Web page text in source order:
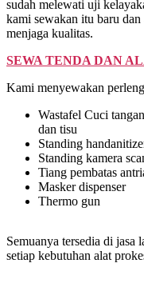
sudah melewati uji
kami sewakan itu baru
menjaga kualitas.
SEWA TENDA DAN
Kami menyewakan
Wastafel Cuci
dan tisu
Standing
Standing kamera
Tiang pembatas
Masker dispenser
Thermo gun
Semuanya tersedia di
setiap kebutuhan alat